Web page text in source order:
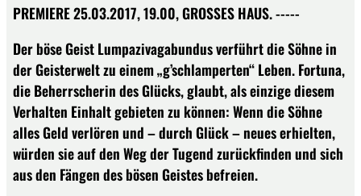
PREMIERE 25.03.2017, 19.00, GROSSES HAUS. -----
Der böse Geist Lumpazivagabundus verführt die Söhne in
der Geisterwelt zu einem „g’schlamperten“ Leben. Fortuna,
die Beherrscherin des Glücks, glaubt, als einzige diesem
Verhalten Einhalt gebieten zu können: Wenn die Söhne
alles Geld verlören und – durch Glück – neues erhielten,
würden sie auf den Weg der Tugend zurückfinden und sich
aus den Fängen des bösen Geistes befreien.